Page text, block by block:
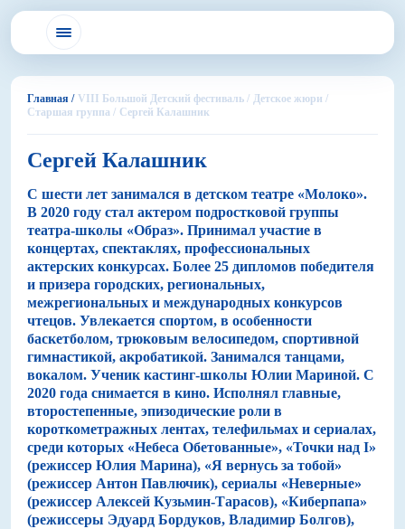
Главная / VIII Большой Детский фестиваль / Детское жюри /
Старшая группа / Сергей Калашник
Сергей Калашник
С шести лет занимался в детском театре «Молоко».
В 2020 году стал актером подростковой группы
театра-школы «Образ». Принимал участие в
концертах, спектаклях, профессиональных
актерских конкурсах. Более 25 дипломов победителя
и призера городских, региональных,
межрегиональных и международных конкурсов
чтецов. Увлекается спортом, в особенности
баскетболом, трюковым велосипедом, спортивной
гимнастикой, акробатикой. Занимался танцами,
вокалом. Ученик кастинг-школы Юлии Мариной. С
2020 года снимается в кино. Исполнял главные,
второстепенные, эпизодические роли в
короткометражных лентах, телефильмах и сериалах,
среди которых «Небеса Обетованные», «Точки над I»
(режиссер Юлия Марина), «Я вернусь за тобой»
(режиссер Антон Павлючик), сериалы «Неверные»
(режиссер Алексей Кузьмин-Тарасов), «Киберпапа»
(режиссеры Эдуард Бордуков, Владимир Болгов),